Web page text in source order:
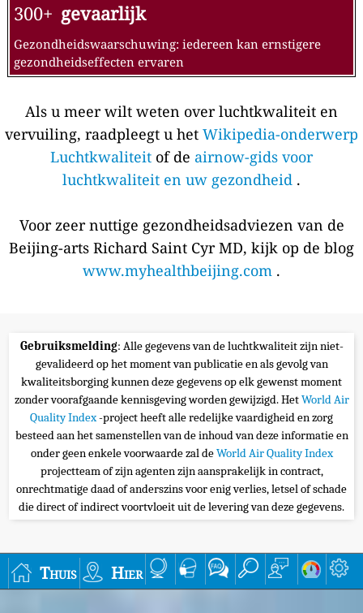
300+ gevaarlijk
Gezondheidswaarschuwing: iedereen kan ernstigere
gezondheidseffecten ervaren
Als u meer wilt weten over luchtkwaliteit en
vervuiling, raadpleegt u het Wikipedia-onderwerp
Luchtkwaliteit of de airnow-gids voor
luchtkwaliteit en uw gezondheid .
Voor zeer nuttige gezondheidsadviezen van de
Beijing-arts Richard Saint Cyr MD, kijk op de blog
www.myhealthbeijing.com .
Gebruiksmelding: Alle gegevens van de luchtkwaliteit zijn niet-
gevalideerd op het moment van publicatie en als gevolg van
kwaliteitsborging kunnen deze gegevens op elk gewenst moment
zonder voorafgaande kennisgeving worden gewijzigd. HetWorld Air
Quality Index-project heeft alle redelijke vaardigheid en zorg
besteed aan het samenstellen van de inhoud van deze informatie en
onder geen enkele voorwaarde zal deWorld Air Quality Index
projectteam of zijn agenten zijn aansprakelijk in contract,
onrechtmatige daad of anderszins voor enig verlies, letsel of schade
die direct of indirect voortvloeit uit de levering van deze gegevens.
Thuis Hier